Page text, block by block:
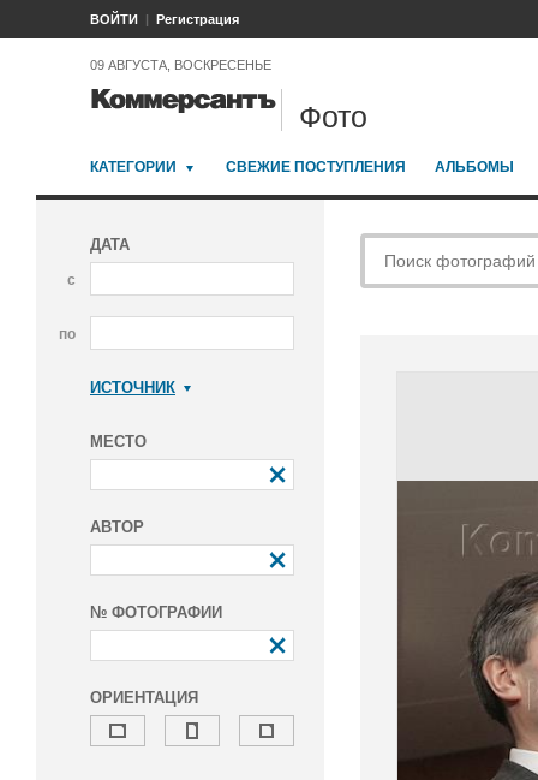
ВОЙТИ Регистрация
09 АВГУСТА, ВОСКРЕСЕНЬЕ
Фото
КАТЕГОРИИ СВЕЖИЕ ПОСТУПЛЕНИЯ АЛЬБОМЫ
ДАТА
с
по
ИСТОЧНИК
МЕСТО
АВТОР
№ ФОТОГРАФИИ
ОРИЕНТАЦИЯ